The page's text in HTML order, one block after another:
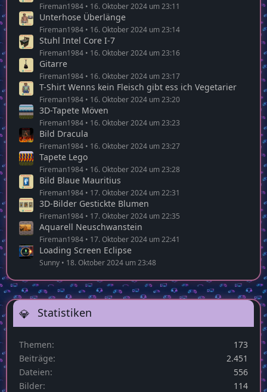
Fireman1984 16. Oktober 2024 um 23:11
Unterhose Überlänge
Fireman1984 16. Oktober 2024 um 23:14
Stuhl Intel Core I-7
Fireman1984 16. Oktober 2024 um 23:16
Gitarre
Fireman1984 16. Oktober 2024 um 23:17
T-Shirt Wenns kein Fleisch gibt ess ich Vegetarier
Fireman1984 16. Oktober 2024 um 23:20
3D-Tapete Möven
Fireman1984 16. Oktober 2024 um 23:23
Bild Dracula
Fireman1984 16. Oktober 2024 um 23:27
Tapete Lego
Fireman1984 16. Oktober 2024 um 23:28
Bild Blaue Mauritius
Fireman1984 17. Oktober 2024 um 22:31
3D-Bilder Gestickte Blumen
Fireman1984 17. Oktober 2024 um 22:35
Aquarell Neuschwanstein
Fireman1984 17. Oktober 2024 um 22:41
Loading Screen Eclipse
Sunny 18. Oktober 2024 um 23:48
Statistiken
Themen
173
Beiträge
2.451
Dateien
556
Bilder
114